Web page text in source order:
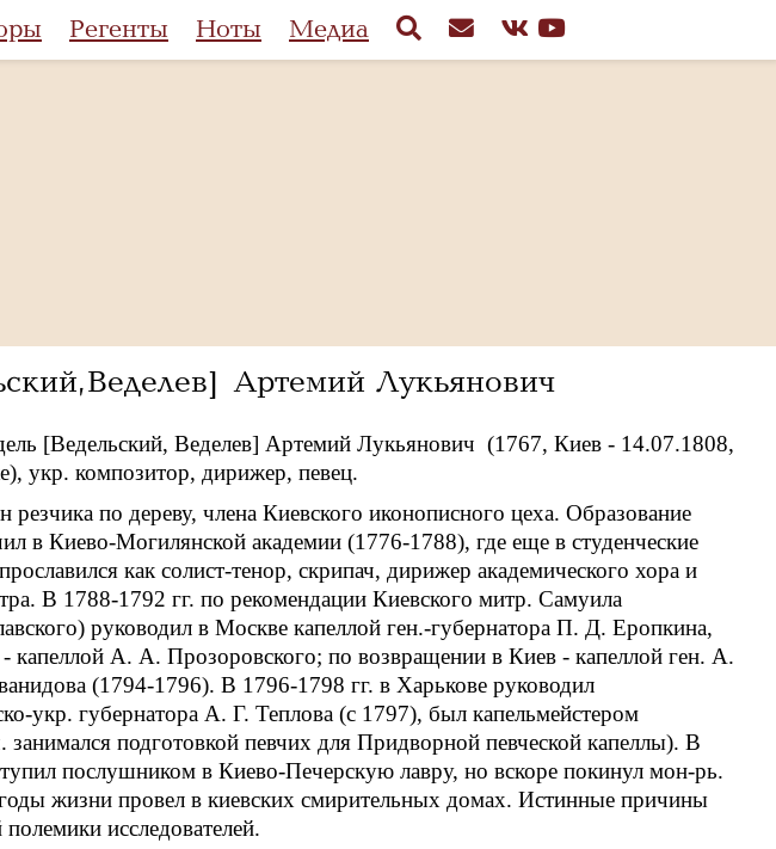
Регенты Ноты Медиа
Веделев] Артемий Лукьянович
[Ведельский, Веделев] Артемий Лукьянович (1767, Киев - 14.07.1808,
укр. композитор, дирижер, певец.
резчика по дереву, члена Киевского иконописного цеха. Образование
в Киево-Могилянской академии (1776-1788), где еще в студенческие
как солист-тенор, скрипач, дирижер академического хора и
В 1788-1792 гг. по рекомендации Киевского митр. Самуила
руководил в Москве капеллой ген.-губернатора П. Д. Еропкина,
- капеллой А. А. Прозоровского; по возвращении в Киев - капеллой ген. А.
(1794-1796). В 1796-1798 гг. в Харькове руководил
укр. губернатора А. Г. Теплова (с 1797), был капельмейстером
занимался подготовкой певчих для Придворной певческой капеллы). В
послушником в Киево-Печерскую лавру, но вскоре покинул мон-рь.
жизни провел в киевских смирительных домах. Истинные причины
исследователей.